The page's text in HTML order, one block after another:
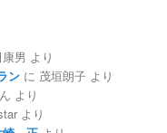
男 より
ン に 茂垣朗子 より
より
より